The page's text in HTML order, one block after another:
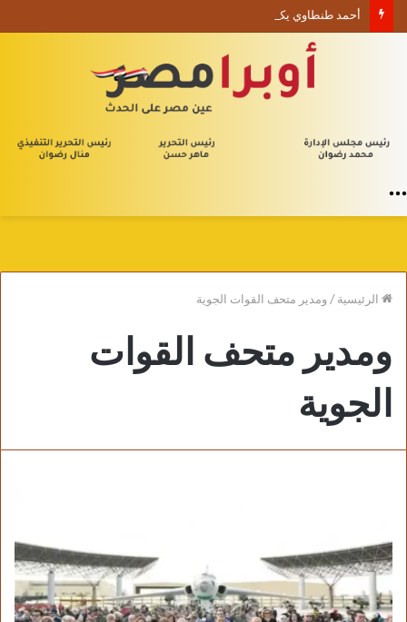
أحمد طنطاوي يكتب حين يصبح الوجود علامة استفهام
الرئيسية/ومدير متحف القوات الجوية
ومدير متحف القوات
الجوية